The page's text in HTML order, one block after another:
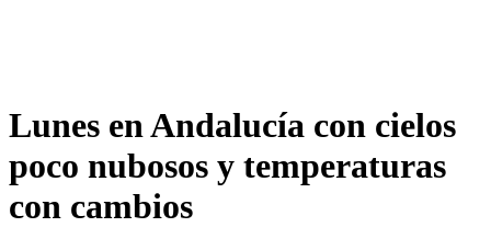
Lunes en Andalucía con cielos
poco nubosos y temperaturas
con cambios